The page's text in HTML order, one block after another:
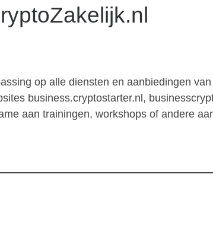
op alle diensten en aanbiedingen
business.cryptostarter.nl,
aan trainingen, workshops of andere